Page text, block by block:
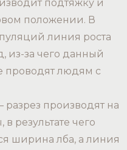
подтяжку и
положении. В
линия роста
из-за чего данный
проводят людям с
производят на
результате чего
ширина лба, а линия